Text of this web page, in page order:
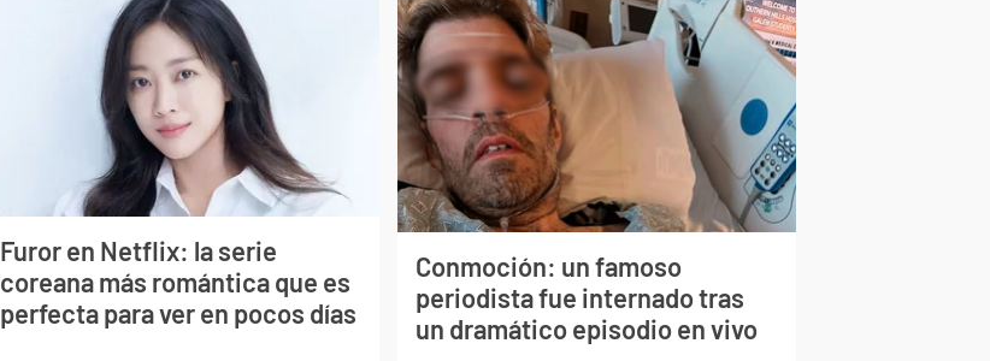
Furor en Netflix: la serie
coreana más romántica que es
perfecta para ver en pocos días
Conmoción: un famoso
periodista fue internado tras
un dramático episodio en vivo